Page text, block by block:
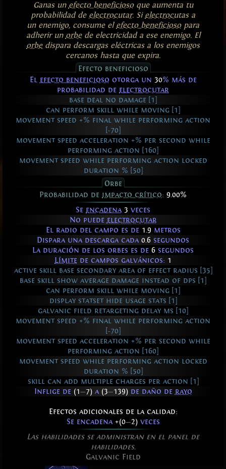
Ganas un efecto beneficiosoque aumenta tu
probabilidad de electrocutar. Si electrocutasa
un enemigo, consume el efecto beneficiosopara
adherir un orbede electricidad a ese enemigo. El
orbedispara descargas eléctricas a los enemigos
cercanos hasta que expira.
Efecto beneficioso
El efecto beneficioso otorga un 30% más de
probabilidad de electrocutar
base deal no damage [1]
can perform skill while moving [1]
movement speed +% final while performing action
[-70]
movement speed acceleration +% per second while
performing action [160]
movement speed while performing action locked
duration % [50]
Orbe
Probabilidad de impacto crítico: 9.00%
Se encadena 3 veces
No puede electrocutar
El radio del campo es de 1.9 metros
Dispara una descarga cada 0.6 segundos
La duración de los orbes es de 6 segundos
Límite de campos galvánicos: 1
active skill base secondary area of effect radius [35]
base skill show average damage instead of dps [1]
can perform skill while moving [1]
display statset hide usage stats [1]
galvanic field retargeting delay ms [10]
movement speed +% final while performing action
[-70]
movement speed acceleration +% per second while
performing action [160]
movement speed while performing action locked
duration % [50]
skill can add multiple charges per action [1]
Inflige de (1—7)a (3—139)de daño de rayo
Efectos adicionales de la calidad:
Se encadena +(0—2)veces
Las habilidades se administran en el panel de
habilidades.
Galvanic Field